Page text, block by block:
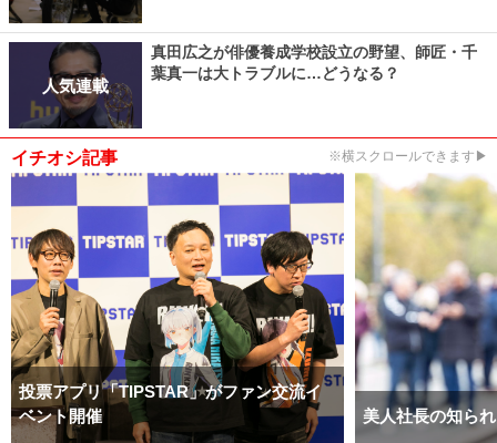
人気連載
真田広之が俳優養成学校設立の野望、師匠・千
葉真一は大トラブルに…どうなる？
イチオシ記事 ※横スクロールできます▶
投票アプリ「TIPSTAR」がファン交流イ
ベント開催
美人社長の知ら